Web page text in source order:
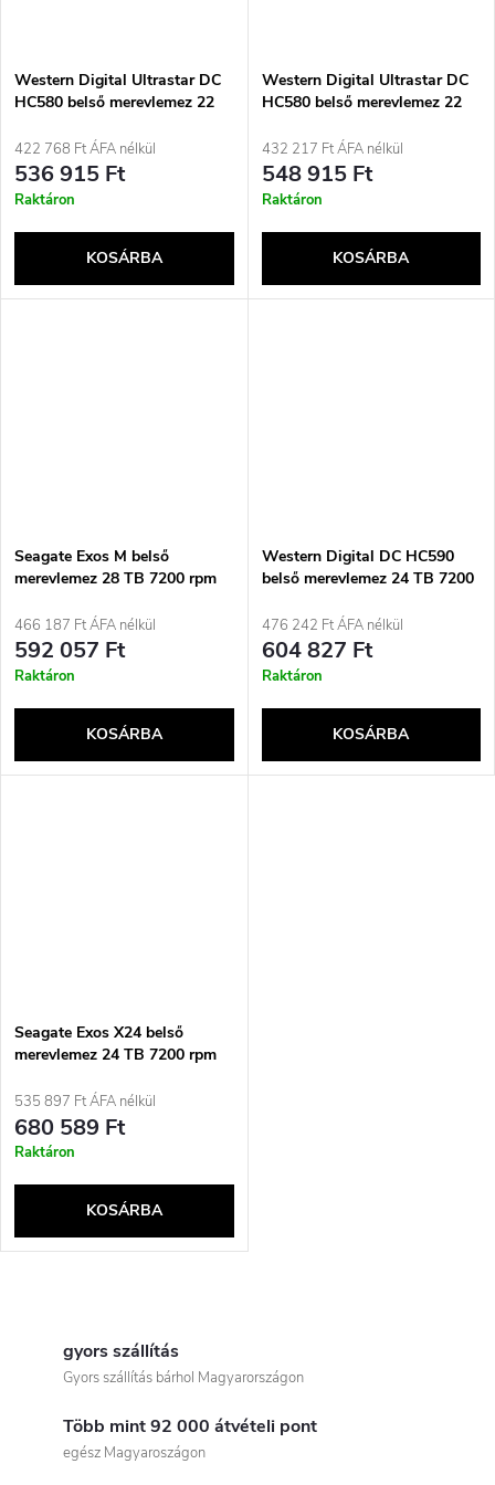
Western Digital Ultrastar DC
HC580 belső merevlemez 22
3,5&quot; SATA
422 768 Ft ÁFA nélkül
536 915 Ft
Raktáron
KOSÁRBA
Western Digital Ultrastar DC
HC580 belső merevlemez 22
3,5&quot; SAS
432 217 Ft ÁFA nélkül
548 915 Ft
Raktáron
KOSÁRBA
Seagate Exos M belső
merevlemez 28 TB 7200 rpm
466 187 Ft ÁFA nélkül
592 057 Ft
Raktáron
KOSÁRBA
Western Digital DC HC590
belső merevlemez 24 TB 7200
476 242 Ft ÁFA nélkül
604 827 Ft
Raktáron
KOSÁRBA
Seagate Exos X24 belső
merevlemez 24 TB 7200 rpm
535 897 Ft ÁFA nélkül
680 589 Ft
Raktáron
KOSÁRBA
gyors szállítás
Gyors szállítás bárhol Magyarországon
Több mint 92 000 átvételi pont
egész Magyaroszágon